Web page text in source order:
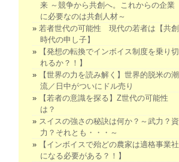
来 ～競争から共創へ。これからの企業
に必要なのは共創人材～
若者世代の可能性 現代の若者は【共創
時代の申し子】
【発想の転換でインボイス制度を乗り切
れるか？！】
【世界の力を読み解く】世界的脱米の潮
流／日中がついにドル売り
【若者の意識を探る】Z世代の可能性
は？
スイスの強さの秘訣は何か？～武力？資
力？それとも・・・～
【インボイスで殆どの農家は適格事業社
になる必要がある？！】